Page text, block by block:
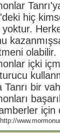
hiç
yoktur.
olabilir.
içki
Tanrı bir
için